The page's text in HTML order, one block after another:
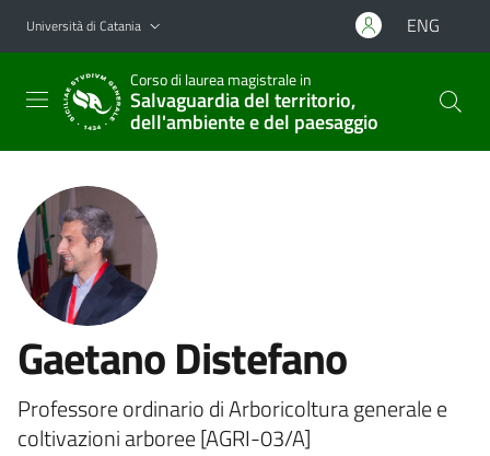
Vai al contenuto principale
Vai al menu di navigazione
Università di Catania ENG
Corso di laurea magistrale in
Salvaguardia del territorio,
dell'ambiente e del paesaggio
Gaetano Distefano
Professore ordinario di Arboricoltura generale e
coltivazioni arboree [AGRI-03/A]